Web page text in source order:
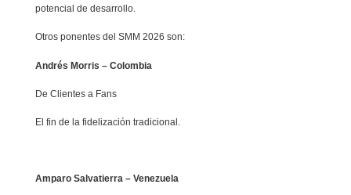
potencial de desarrollo.
Otros ponentes del SMM 2026 son:
Andrés Morris – Colombia
De Clientes a Fans
El fin de la fidelización tradicional.
Amparo Salvatierra – Venezuela